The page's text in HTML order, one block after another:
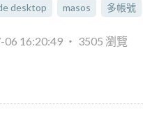
desktop masos 多帳號
06 16:20:49 ‧ 3505 瀏覽